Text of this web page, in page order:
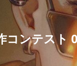
コンテスト